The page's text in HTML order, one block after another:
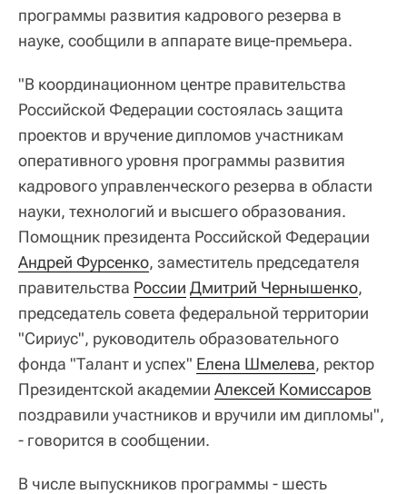
программы развития кадрового резерва в
науке, сообщили в аппарате вице-премьера.
"В координационном центре правительства
Российской Федерации состоялась защита
проектов и вручение дипломов участникам
оперативного уровня программы развития
кадрового управленческого резерва в области
науки, технологий и высшего образования.
Помощник президента Российской Федерации
Андрей Фурсенко, заместитель председателя
правительства России Дмитрий Чернышенко,
председатель совета федеральной территории
"Сириус", руководитель образовательного
фонда "Талант и успех" Елена Шмелева, ректор
Президентской академии Алексей Комиссаров
поздравили участников и вручили им дипломы",
- говорится в сообщении.
В числе выпускников программы - шесть